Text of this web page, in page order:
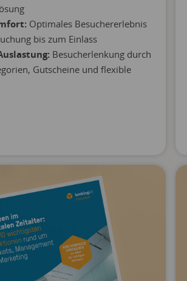
Optimales Besuchererlebnis
bis zum Einlass
Besucherlenkung durch
Gutscheine und flexible